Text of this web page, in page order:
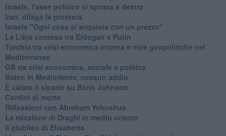
Israele, l'asse politico si sposta a destra
Iran, dilaga la protesta
Israele "Ogni cosa si acquista con un prezzo"
La Libia contesa tra Erdogan e Putin
Turchia tra crisi economica interna e mire geopolitiche nel
Mediterraneo
GB tra crisi economica, sociale e politica
Biden in Medioriente, nessun addio
È calato il sipario su Boris Johnson
Confini di morte
Riflessioni con Abraham Yehoshua
La missione di Draghi in medio oriente
Il giubileo di Elisabetta